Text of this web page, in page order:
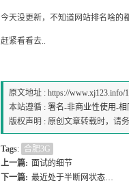
今天没更新，不知道网站排名啥的
赶紧看看去..
原文地址 :https://www.xj123.info/
本站遵循 :署名-非商业性使用-相
版权声明 : 原创文章转载时，请
Tags: 合肥3G
上一篇: 面试的细节
下一篇: 最近处于半断网状态…